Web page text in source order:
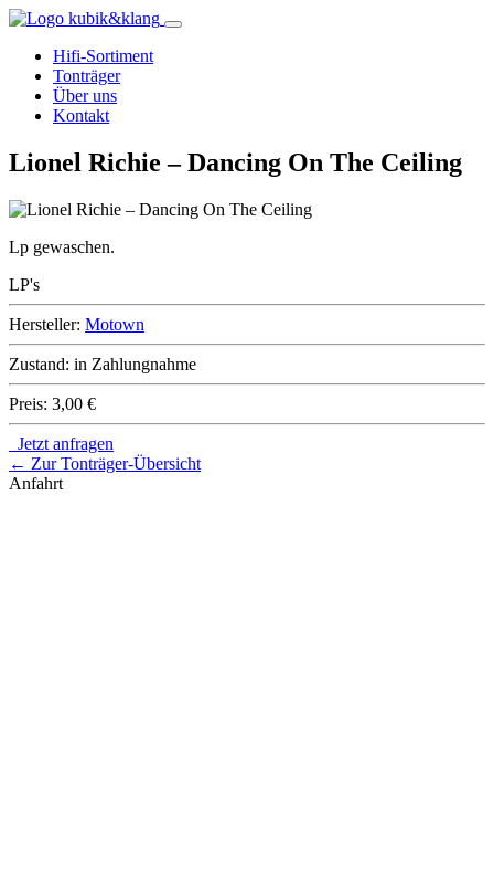
Hifi-Sortiment
Tonträger
Über uns
Kontakt
Lionel Richie – Dancing On The Ceiling
Lp gewaschen.
LP's
Hersteller: Motown
Zustand: in Zahlungnahme
Preis: 3,00 €
Jetzt anfragen
← Zur Tonträger-Übersicht
Anfahrt